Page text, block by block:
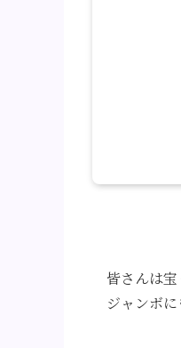
皆さんは
ジャンボ